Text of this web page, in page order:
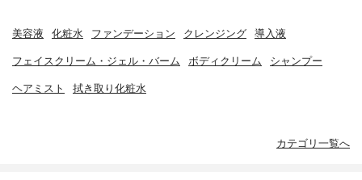
美容液 化粧水 ファンデーション クレンジング 導入液
フェイスクリーム・ジェル・バーム ボディクリーム シャンプー
ヘアミスト 拭き取り化粧水
カテゴリ一覧へ